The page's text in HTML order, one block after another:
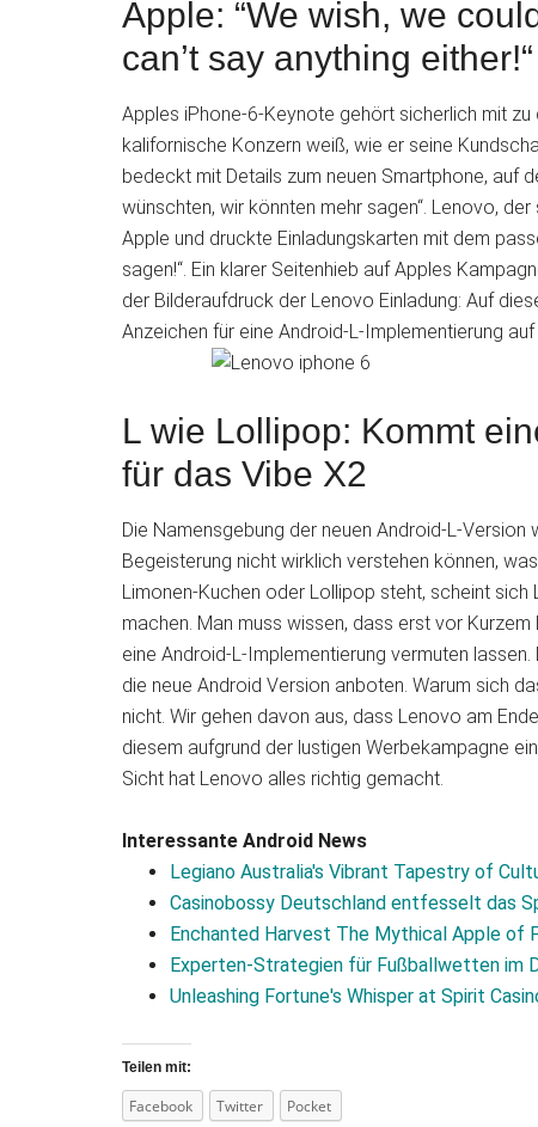
Apple: “We wish, we
can’t say anything either!“
Apples iPhone-6-Keynote gehört sicherlich mit
kalifornische Konzern weiß, wie er seine
bedeckt mit Details zum neuen Smartphone, auf
wünschten, wir könnten mehr sagen“. Lenovo,
Apple und druckte Einladungskarten mit dem
sagen!“. Ein klarer Seitenhieb auf Apples
der Bilderaufdruck der Lenovo Einladung: Auf
Anzeichen für eine Android-L-Implementierung
L wie Lollipop: Kommt
für das Vibe X2
Die Namensgebung der neuen Android-L-
Begeisterung nicht wirklich verstehen können,
Limonen-Kuchen oder Lollipop steht, scheint
machen. Man muss wissen, dass erst vor
eine Android-L-Implementierung vermuten
die neue Android Version anboten. Warum sich
nicht. Wir gehen davon aus, dass Lenovo am
diesem aufgrund der lustigen Werbekampagne
Sicht hat Lenovo alles richtig gemacht.
Interessante Android News
Legiano Australia's Vibrant Tapestry of
Casinobossy Deutschland entfesselt das
Enchanted Harvest The Mythical Apple of
Experten‑Strategien für Fußballwetten im
Unleashing Fortune's Whisper at Spirit
Teilen mit:
Facebook Twitter Pocket